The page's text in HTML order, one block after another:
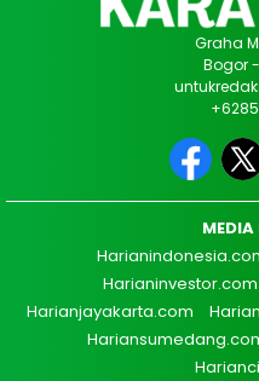
Graha
Bogor
MEDIA
Harianinvestor.com
Harianjayakarta.com